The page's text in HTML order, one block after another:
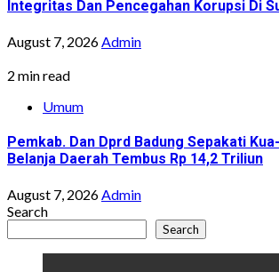
Integritas Dan Pencegahan Korupsi Di
August 7, 2026Admin
2 min read
Umum
Pemkab. Dan Dprd Badung Sepakati
Belanja Daerah Tembus Rp 14,2 Triliun
August 7, 2026Admin
Search
Search